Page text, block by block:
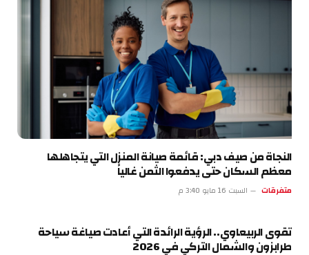
النجاة من صيف دبي: قائمة صيانة المنزل التي يتجاهلها
معظم السكان حتى يدفعوا الثمن غالياً
متفرقات السبت 16 مايو 3:40 م
تقوى الربيعاوي.. الرؤية الرائدة التي أعادت صياغة سياحة
طرابزون والشمال التركي في 2026